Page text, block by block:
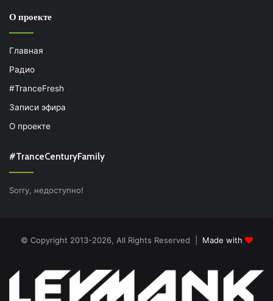
О проекте
Главная
Радио
#TranceFresh
Записи эфира
О проекте
#TranceCenturyFamily
Sorry, недоступно!
© Copyright 2013-2026, All Rights Reserved | Made with